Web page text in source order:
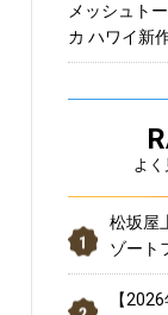
メッシュト
カ ハワイ新
よ
松坂屋
ゾート
【